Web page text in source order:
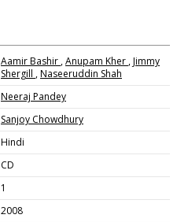
Aamir Bashir ,Anupam Kher ,Jimmy
Shergill ,Naseeruddin Shah
Neeraj Pandey
Sanjoy Chowdhury
Hindi
CD
1
2008